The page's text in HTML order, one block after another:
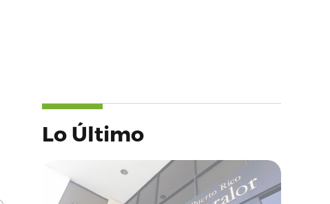
Lo Último